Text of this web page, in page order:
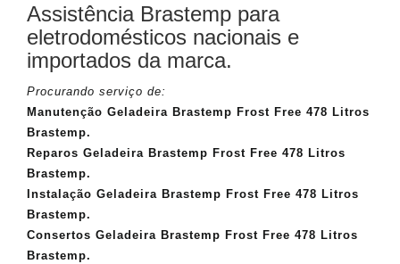
Assistência Brastemp para
eletrodomésticos nacionais e
importados da marca.
Procurando serviço de:
Manutenção Geladeira Brastemp Frost Free 478 Litros
Brastemp.
Reparos Geladeira Brastemp Frost Free 478 Litros
Brastemp.
Instalação Geladeira Brastemp Frost Free 478 Litros
Brastemp.
Consertos Geladeira Brastemp Frost Free 478 Litros
Brastemp.